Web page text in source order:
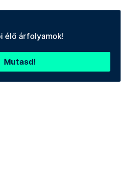
élő árfolyamok!
Mutasd!